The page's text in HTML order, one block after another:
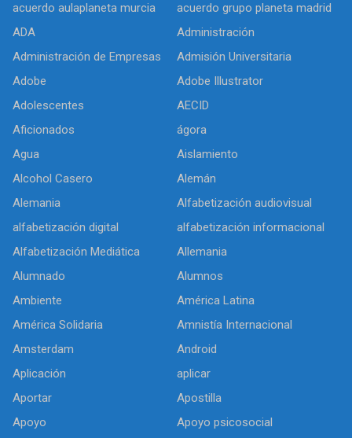
acuerdo aulaplaneta murcia
acuerdo grupo planeta madrid
ADA
Administración
Administración de Empresas
Admisión Universitaria
Adobe
Adobe Illustrator
Adolescentes
AECID
Aficionados
ágora
Agua
Aislamiento
Alcohol Casero
Alemán
Alemania
Alfabetización audiovisual
alfabetización digital
alfabetización informacional
Alfabetización Mediática
Allemania
Alumnado
Alumnos
Ambiente
América Latina
América Solidaria
Amnistía Internacional
Amsterdam
Android
Aplicación
aplicar
Aportar
Apostilla
Apoyo
Apoyo psicosocial